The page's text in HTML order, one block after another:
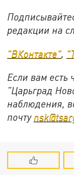
редакции на
"ВКонтакте",
Если вам есть
"Царьград
наблюдения,
почту